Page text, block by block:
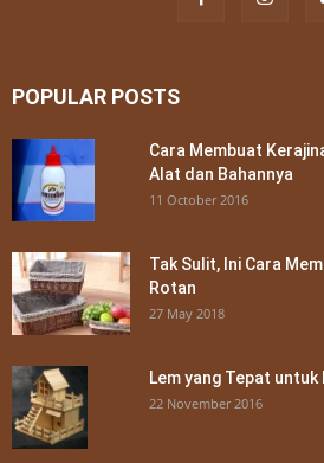
POPULAR POSTS
Cara Membuat
Alat dan Bahannya
11 October 2016
Tak Sulit, Ini Cara
Rotan
27 May 2018
Lem yang Tepat untuk
22 November 2016